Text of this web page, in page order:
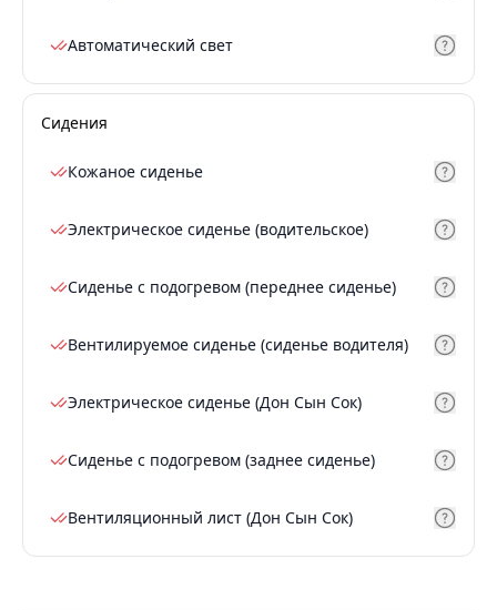
Автоматический свет
Сидения
Кожаное сиденье
Электрическое сиденье (водительское)
Сиденье с подогревом (переднее сиденье)
Вентилируемое сиденье (сиденье водителя)
Электрическое сиденье (Дон Сын Сок)
Сиденье с подогревом (заднее сиденье)
Вентиляционный лист (Дон Сын Сок)